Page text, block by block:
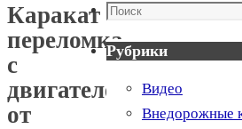
Каракат
переломка
с
двигателем
от
Поиск
Рубрики
Видео
Внедорожные